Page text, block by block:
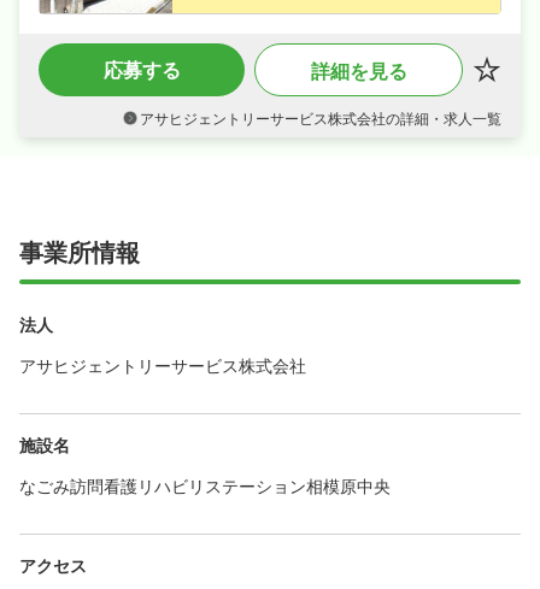
・シフト制でメリハリよく働け、ワークライフ
バランスも抜群！
・車通勤OKが揃い、安心して長く働ける環境
応募する 詳細を見る
アサヒジェントリーサービス株式会社の詳細・求人一覧
事業所情報
法人
アサヒジェントリーサービス株式会社
施設名
なごみ訪問看護リハビリステーション相模原中央
アクセス